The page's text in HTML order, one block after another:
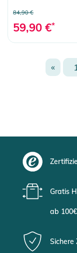
84,90 €
59,90 €*
«
Gratis
ab
Sichere